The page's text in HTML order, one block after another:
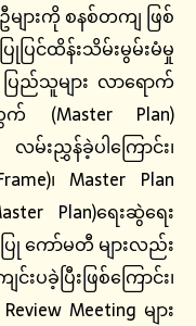
ားကို စနစ်တကျ ဖြစ်
ပြင်ထိန်းသိမ်းမွမ်းမံမှု
ပြည်သူများ လာရောက်
က် (Master Plan)
ညွှန်ခဲ့ပါကြောင်း၊
၊ Master Plan
Plan)ရေးဆွဲရေး
ကော်မတီ များလည်း
ပခဲ့ပြီးဖြစ်ကြောင်း၊
Meeting များ